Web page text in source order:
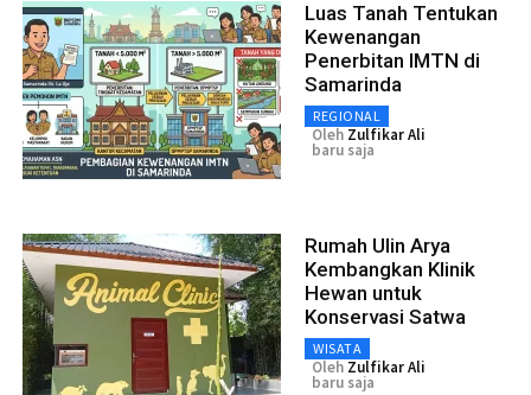
Luas Tanah Tentukan
Kewenangan
Penerbitan IMTN di
Samarinda
REGIONAL
Oleh Zulfikar Ali
baru saja
Rumah Ulin Arya
Kembangkan Klinik
Hewan untuk
Konservasi Satwa
WISATA
Oleh Zulfikar Ali
baru saja